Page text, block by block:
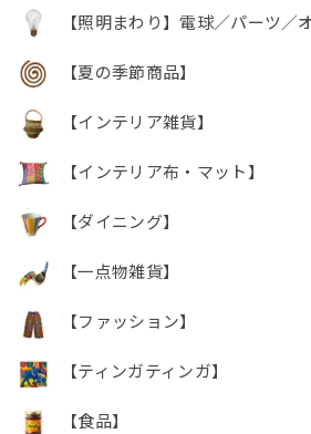
【照明まわり】電球／パーツ／
【夏の季節商品】
【インテリア雑貨】
【インテリア布・マット】
【ダイニング】
【一点物雑貨】
【ファッション】
【ティンガティンガ】
【食品】